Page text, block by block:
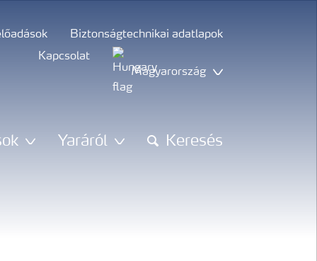
Biztonságtechnikai adatlapok
Kapcsolat
Magyarország
Yaráról Keresés